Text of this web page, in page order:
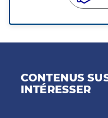
CONTENUS
INTÉRESSER